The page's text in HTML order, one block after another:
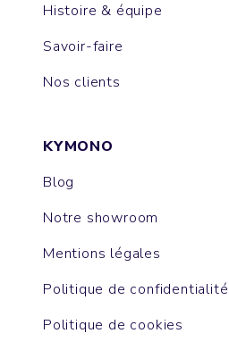
Histoire & équipe
Savoir-faire
Nos clients
KYMONO
Blog
Notre showroom
Mentions légales
Politique de confidentialité
Politique de cookies